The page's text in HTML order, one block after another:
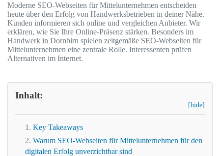
Moderne SEO-Webseiten für Mittelunternehmen entscheiden
heute über den Erfolg von Handwerksbetrieben in deiner Nähe.
Kunden informieren sich online und vergleichen Anbieter. Wir
erklären, wie Sie Ihre Online-Präsenz stärken. Besonders im
Handwerk in Dornbirn spielen zeitgemäße SEO-Webseiten für
Mittelunternehmen eine zentrale Rolle. Interessenten prüfen
Alternativen im Internet.
Inhalt:
[hide]
Key Takeaways
Warum SEO-Webseiten für Mittelunternehmen für den
digitalen Erfolg unverzichtbar sind